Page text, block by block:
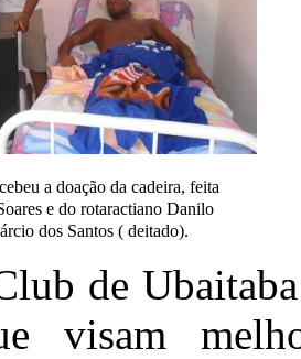
a doação da cadeira, feita
e do rotaractiano Danilo
dos Santos ( deitado).
de
visam